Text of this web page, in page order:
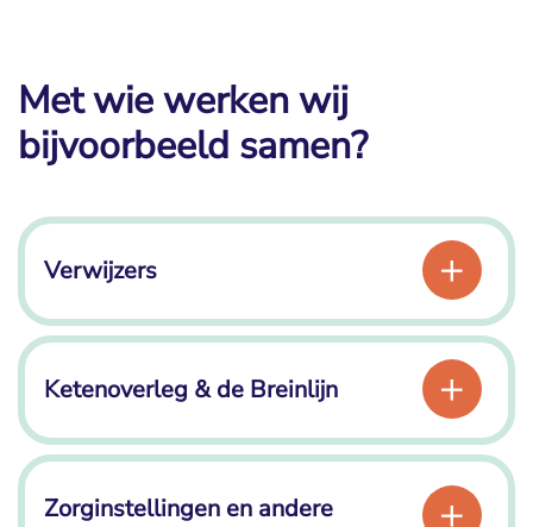
Met wie werken wij
bijvoorbeeld samen?
Verwijzers
Ketenoverleg & de Breinlijn
Zorginstellingen en andere